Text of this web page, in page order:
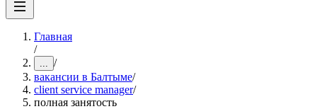
Главная
/
... /
вакансии в Балтыме/
client service manager/
полная занятость